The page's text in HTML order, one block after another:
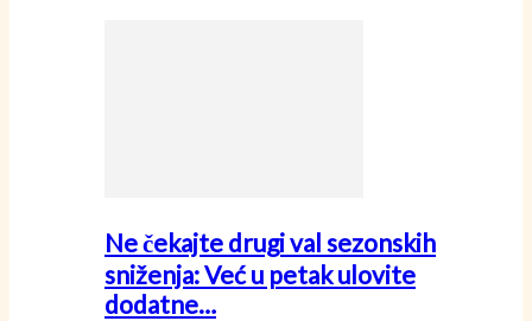
Ne čekajte drugi val sezonskih
sniženja: Već u petak ulovite
dodatne…